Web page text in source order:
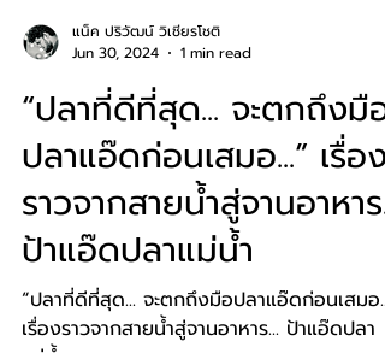
แน็ค ปริวัฒน์ วิเชียรโชติ
Jun 30, 2024
1 min read
“ปลาที่ดีที่สุด... จะตกถึงมือ
ปลาแอ๊ดก่อนเสมอ...” เรื่อง
ราวจากสายน้ำสู่จานอาหาร...
ป้าแอ๊ดปลาแม่น้ำ